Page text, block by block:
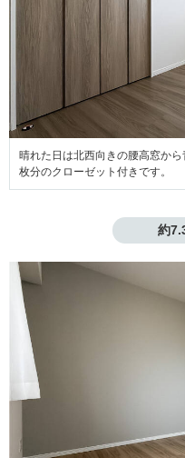
晴れた日は北西向きの腰高窓か
枚分のクローゼット付きです。
約